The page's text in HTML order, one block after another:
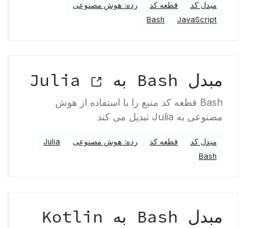
مبدل کد قطعه کد
رده: هوش مصنوعی
JavaScript
Bash
مبدل Bash به Julia
Bash قطعه کد منبع را با استفاده از هوش
مصنوعی به Julia تبدیل می کند
مبدل کد قطعه کد رده: هوش مصنوعی
Julia
Bash
مبدل Bash به Kotlin